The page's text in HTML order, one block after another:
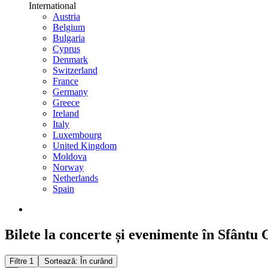
International
Austria
Belgium
Bulgaria
Cyprus
Denmark
Switzerland
France
Germany
Greece
Ireland
Italy
Luxembourg
United Kingdom
Moldova
Norway
Netherlands
Spain
Bilete la concerte și evenimente în Sfântu
Filtre 1
Sortează: În curând